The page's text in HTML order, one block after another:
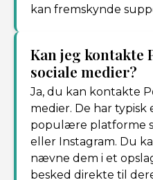
kan fremskynde
Kan jeg kontakte
sociale medier?
Ja, du kan kontakte
medier. De har
populære platforme
eller Instagram. Du
nævne dem i et
besked direkte til